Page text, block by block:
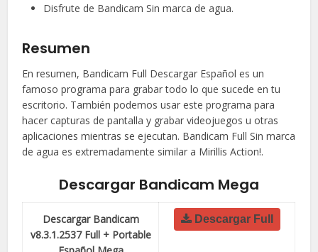
Disfrute de Bandicam Sin marca de agua.
Resumen
En resumen, Bandicam Full Descargar Español es un
famoso programa para grabar todo lo que sucede en tu
escritorio. También podemos usar este programa para
hacer capturas de pantalla y grabar videojuegos u otras
aplicaciones mientras se ejecutan. Bandicam Full Sin marca
de agua es extremadamente similar a Mirillis Action!.
Descargar Bandicam Mega
Descargar Bandicam
v8.3.1.2537 Full + Portable
Descargar Full